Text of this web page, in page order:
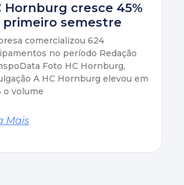
Hornburg cresce 45%
primeiro semestre
comercializou 624
no período Redação
Foto HC Hornburg,
A HC Hornburg elevou em
o volume
Mais